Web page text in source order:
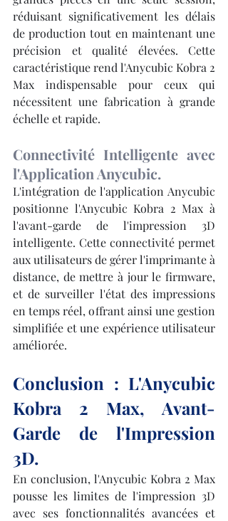
réduisant significativement les délais
de production tout en maintenant une
précision et qualité élevées. Cette
caractéristique rend l'Anycubic Kobra 2
Max indispensable pour ceux qui
nécessitent une fabrication à grande
échelle et rapide.
Connectivité Intelligente avec
l'Application Anycubic.
L'intégration de l'application Anycubic
positionne l'Anycubic Kobra 2 Max à
l'avant-garde de l'impression 3D
intelligente. Cette connectivité permet
aux utilisateurs de gérer l'imprimante à
distance, de mettre à jour le firmware,
et de surveiller l'état des impressions
en temps réel, offrant ainsi une gestion
simplifiée et une expérience utilisateur
améliorée.
Conclusion : L'Anycubic
Kobra 2 Max, Avant-
Garde de l'Impression
3D.
En conclusion, l'Anycubic Kobra 2 Max
pousse les limites de l'impression 3D
avec ses fonctionnalités avancées et